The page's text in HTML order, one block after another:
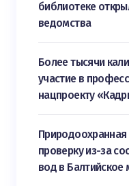
библиотеке
ведомства
Более тысячи
участие в
нацпроекту
Природоохранная
проверку из-за
вод в Балтийское